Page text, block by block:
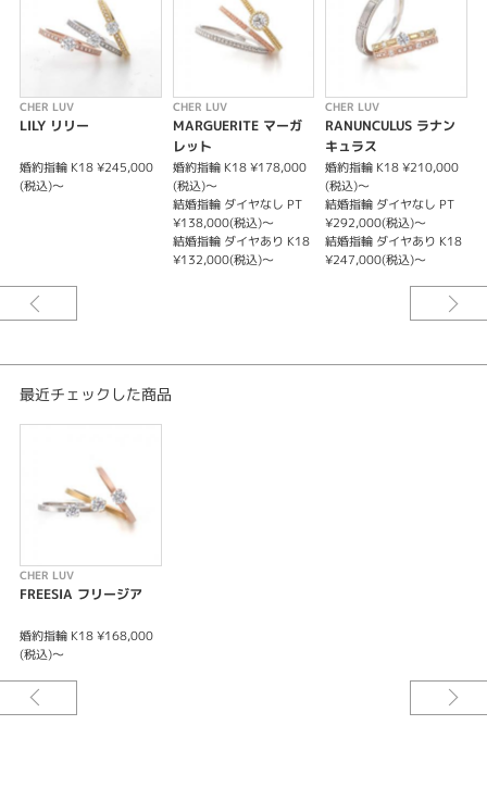
婚約指輪 シンプル
紹介文
CHER LUV【FREESIA】フリージア -感謝-
花ことば『感謝』愛ことば『ねぇ…今までずっとありがとう これからも…
いつまでも』 マット加工（つや消し）を施したアンティークな婚約指輪。あ
えてシンプルに大人っぽく仕上げ、どんな結婚指輪とも重ね着けがしやすい
※センターダイヤモンドの価格は含まれていません。
※お選びになられる素材によって価格が変わります。
CHER LUV
LILY リリー
婚約指輪 K18 ¥245,000
(税込)〜
CHER LUV
MARGUERITE マーガ
レット
婚約指輪 K18 ¥178,000
(税込)〜
結婚指輪 ダイヤなし PT
¥138,000(税込)〜
結婚指輪 ダイヤあり K18
¥132,000(税込)〜
CHER LUV
RANUNCULUS ラナン
キュラス
婚約指輪 K18 ¥210,000
(税込)〜
結婚指輪 ダイヤなし PT
¥292,000(税込)〜
結婚指輪 ダイヤあり K18
¥247,000(税込)〜
最近チェックした商品
CHER LUV
FREESIA フリージア
婚約指輪 K18 ¥168,000
(税込)〜